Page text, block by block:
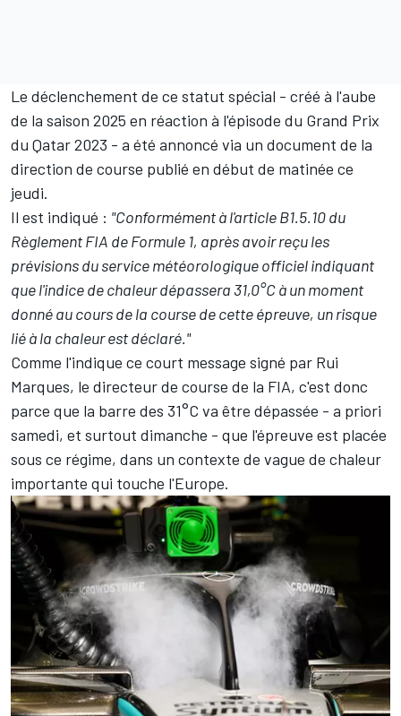
Le déclenchement de ce statut spécial - créé à l'aube
de la saison 2025 en réaction à l'épisode du Grand Prix
du Qatar 2023 - a été annoncé via un document de la
direction de course publié en début de matinée ce
jeudi.
Il est indiqué : "Conformément à l'article B1.5.10 du
Règlement FIA de Formule 1, après avoir reçu les
prévisions du service météorologique officiel indiquant
que l'indice de chaleur dépassera 31,0°C à un moment
donné au cours de la course de cette épreuve, un risque
lié à la chaleur est déclaré."
Comme l'indique ce court message signé par Rui
Marques, le directeur de course de la FIA, c'est donc
parce que la barre des 31°C va être dépassée - a priori
samedi, et surtout dimanche - que l'épreuve est placée
sous ce régime, dans un contexte de vague de chaleur
importante qui touche l'Europe.